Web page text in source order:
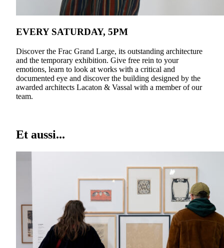
EVERY SATURDAY, 5PM
Discover the Frac Grand Large, its outstanding architecture
and the temporary exhibition. Give free rein to your
emotions, learn to look at works with a critical and
documented eye and discover the building designed by the
awarded architects Lacaton & Vassal with a member of our
team.
Et aussi...